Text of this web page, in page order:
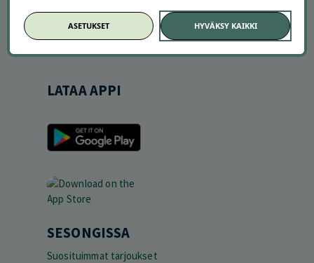
LATAA APPI
SESONGISSA
Suosituimmat tarjoukset
ASETUKSET HYVÄKSY KAIKKI